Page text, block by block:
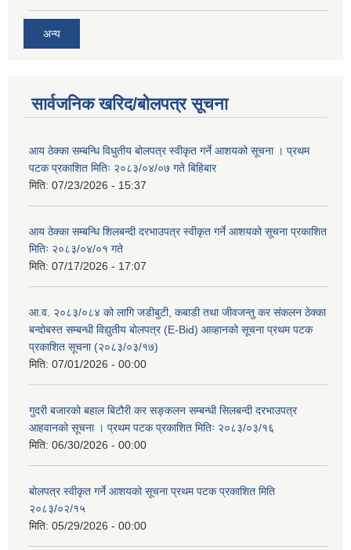
अन्य
सार्वजनिक खरिद/बोलपत्र सूचना
आय ठेक्का सम्बन्धि विधुतीय बोलपत्र स्वीकृत गर्ने आशयको सूचना । प्रथम
पटक प्रकाशित मितिः २०८३/०४/०७ गते बिहिबार
मिति: 07/23/2026 - 15:37
आय ठेक्का सम्बन्धि शिलबन्दी दरभाउपत्र स्वीकृत गर्ने आशयको सूचना प्रकाशित
मितिः २०८३/०४/०१ गते
मिति: 07/17/2026 - 17:07
आ.व. २०८३/०८४ को लागि जडीबुटी, कबाडी तथा जीवजन्तु कर संकलन ठेक्का
बन्दोबस्त सम्बन्धी विद्युतीय बोलपत्र (E-Bid) आव्हानको सूचना प्रथम पटक
प्रकाशित सूचना (२०८३/०३/१७)
मिति: 07/01/2026 - 00:00
गुदरी बजारको बहाल बिटौरी कर सङ्कलन सम्बन्धी सिलबन्दी दरभाउपत्र
आहवानको सूचना । प्रथम पटक प्रकाशित मितिः २०८३/०३/१६
मिति: 06/30/2026 - 00:00
बोलपत्र स्वीकृत गर्ने आशयको सूचना प्रथम पटक प्रकाशित मिति
२०८३/०२/१५
मिति: 05/29/2026 - 00:00